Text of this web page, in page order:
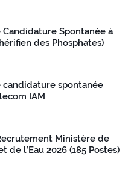
Candidature Spontanée à
des Phosphates)
candidature spontanée
IAM
Ministère de
de l’Eau 2026 (185 Postes)